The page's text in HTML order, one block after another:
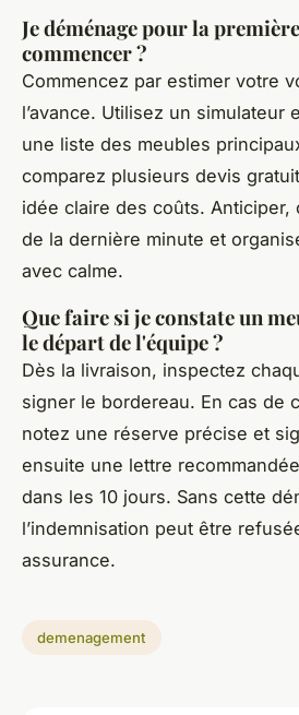
Je déménage pour la
commencer ?
Commencez par estimer votre
l’avance. Utilisez un simulateur
une liste des meubles
comparez plusieurs devis
idée claire des coûts. Anticiper,
de la dernière minute et
avec calme.
Que faire si je constate un
le départ de l'équipe ?
Dès la livraison, inspectez
signer le bordereau. En cas de
notez une réserve précise et
ensuite une lettre
dans les 10 jours. Sans cette
l’indemnisation peut être
assurance.
demenagement